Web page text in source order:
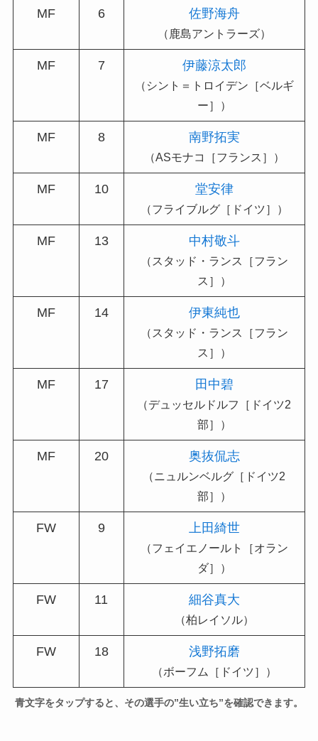
MF 6 佐野海舟
（鹿島アントラーズ）
MF 7 伊藤涼太郎
（シント＝トロイデン［ベルギ
ー］）
MF 8 南野拓実
（ASモナコ［フランス］）
MF 10 堂安律
（フライブルグ［ドイツ］）
MF 13 中村敬斗
（スタッド・ランス［フラン
ス］）
MF 14 伊東純也
（スタッド・ランス［フラン
ス］）
MF 17 田中碧
（デュッセルドルフ［ドイツ2
部］）
MF 20 奥抜侃志
（ニュルンベルグ［ドイツ2
部］）
FW 9 上田綺世
（フェイエノールト［オラン
ダ］）
FW 11 細谷真大
（柏レイソル）
FW 18 浅野拓磨
（ボーフム［ドイツ］）
青文字をタップすると、その選手の”生い立ち”を確認できます。